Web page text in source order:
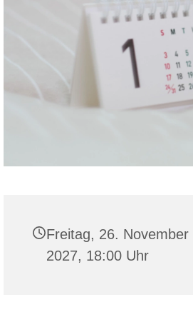
Freitag, 26. November
2027, 18:00 Uhr